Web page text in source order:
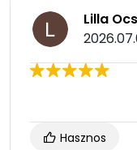
Lilla
Hasznos